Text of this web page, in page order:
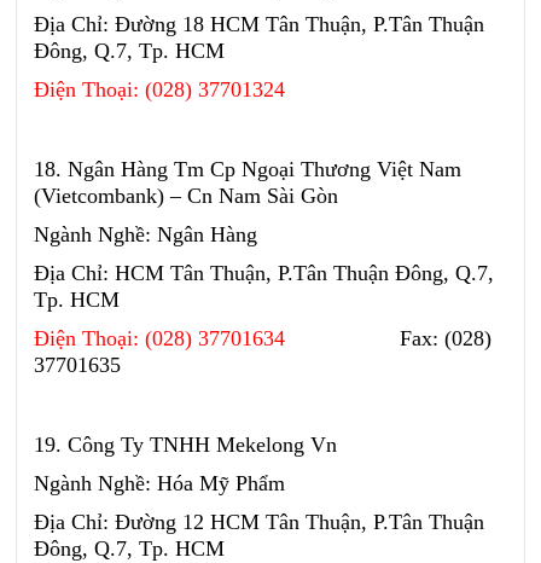
Địa Chỉ: Đường 18 HCM Tân Thuận, P.Tân Thuận
Đông, Q.7, Tp. HCM
Điện Thoại: (028) 37701324
18. Ngân Hàng Tm Cp Ngoại Thương Việt Nam
(Vietcombank) – Cn Nam Sài Gòn
Ngành Nghề: Ngân Hàng
Địa Chỉ: HCM Tân Thuận, P.Tân Thuận Đông, Q.7,
Tp. HCM
Điện Thoại: (028) 37701634
Fax: (028)
37701635
19. Công Ty TNHH Mekelong Vn
Ngành Nghề: Hóa Mỹ Phẩm
Địa Chỉ: Đường 12 HCM Tân Thuận, P.Tân Thuận
Đông, Q.7, Tp. HCM